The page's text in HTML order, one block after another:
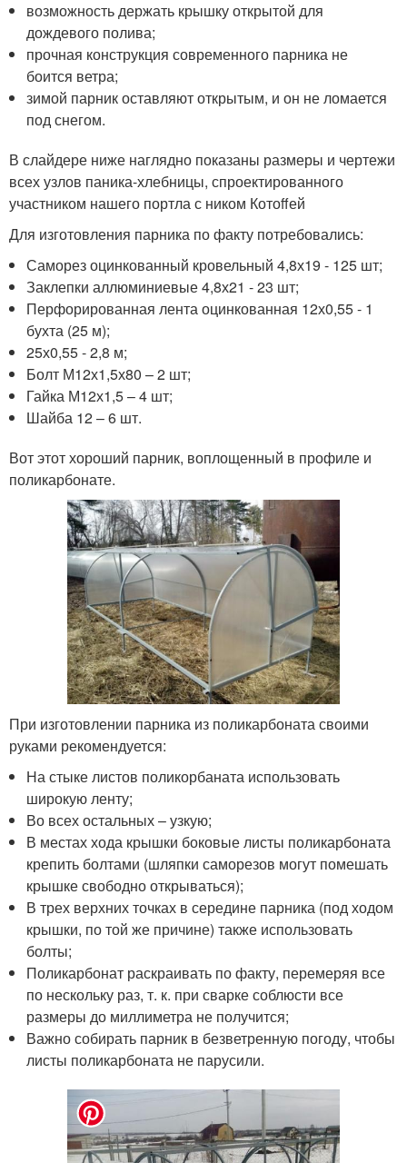
возможность держать крышку открытой для
дождевого полива;
прочная конструкция современного парника не
боится ветра;
зимой парник оставляют открытым, и он не ломается
под снегом.
В слайдере ниже наглядно показаны размеры и чертежи
всех узлов паника-хлебницы, спроектированного
участником нашего портла с ником Котоffей
Для изготовления парника по факту потребовались:
Саморез оцинкованный кровельный 4,8х19 - 125 шт;
Заклепки аллюминиевые 4,8х21 - 23 шт;
Перфорированная лента оцинкованная 12х0,55 - 1
бухта (25 м);
25х0,55 - 2,8 м;
Болт М12х1,5х80 – 2 шт;
Гайка М12х1,5 – 4 шт;
Шайба 12 – 6 шт.
Вот этот хороший парник, воплощенный в профиле и
поликарбонате.
При изготовлении парника из поликарбоната своими
руками рекомендуется:
На стыке листов поликорбаната использовать
широкую ленту;
Во всех остальных – узкую;
В местах хода крышки боковые листы поликарбоната
крепить болтами (шляпки саморезов могут помешать
крышке свободно открываться);
В трех верхних точках в середине парника (под ходом
крышки, по той же причине) также использовать
болты;
Поликарбонат раскраивать по факту, перемеряя все
по нескольку раз, т. к. при сварке соблюсти все
размеры до миллиметра не получится;
Важно собирать парник в безветренную погоду, чтобы
листы поликарбоната не парусили.